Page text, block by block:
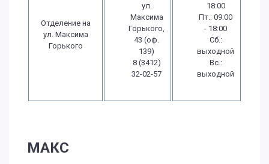
Отделение на
ул. Максима
Горького
ул.
Максима
Горького,
43 (оф.
139)
8 (3412)
32-02-57
18:00
Пт.: 09:00
- 18:00
Сб.:
выходной
Вс.:
выходной
МАКС